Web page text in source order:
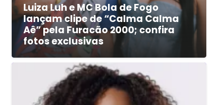
Luiza Luh e MC Bola de Fogo
lançam clipe de “Calma Calma
Aê” pela Furacão 2000; confira
fotos exclusivas